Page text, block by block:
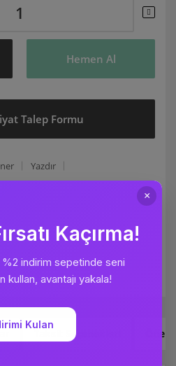
Hemen Al
Talep Formu
Yazdır
Taksit Seçenekleri